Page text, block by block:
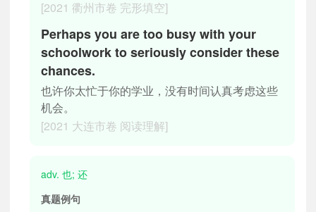
[2021 衢州市卷 完形填空]
Perhaps you are too busy with your
schoolwork to seriously consider these
chances.
也许你太忙于你的学业，没有时间认真考虑这些
机会。
[2021 大连市卷 阅读理解]
adv. 也; 还
真题例句